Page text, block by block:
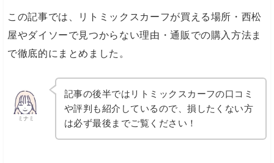
この記事では、リトミックスカーフが買える場所・西松
屋やダイソーで見つからない理由・通販での購入方法ま
で徹底的にまとめました。
ミナミ
記事の後半ではリトミックスカーフの口コミ
や評判も紹介しているので、損したくない方
は必ず最後までご覧ください！